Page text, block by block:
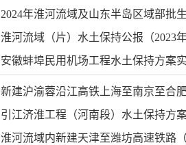
2024年淮河流域及山东半岛区域部批
淮河流域（片）水土保持公报（2023年
安徽蚌埠民用机场工程水土保持方案
新建沪渝蓉沿江高铁上海至南京至合
引江济淮工程（河南段）水土保持方
淮河流域内新建天津至潍坊高速铁路